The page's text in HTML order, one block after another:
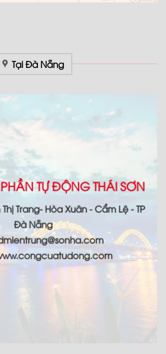
Tại Đà Nẵng
TỰ ĐỘNG THÁI SƠN
Trang- Hòa Xuân - Cẩm Lệ - TP
Đà Nẵng